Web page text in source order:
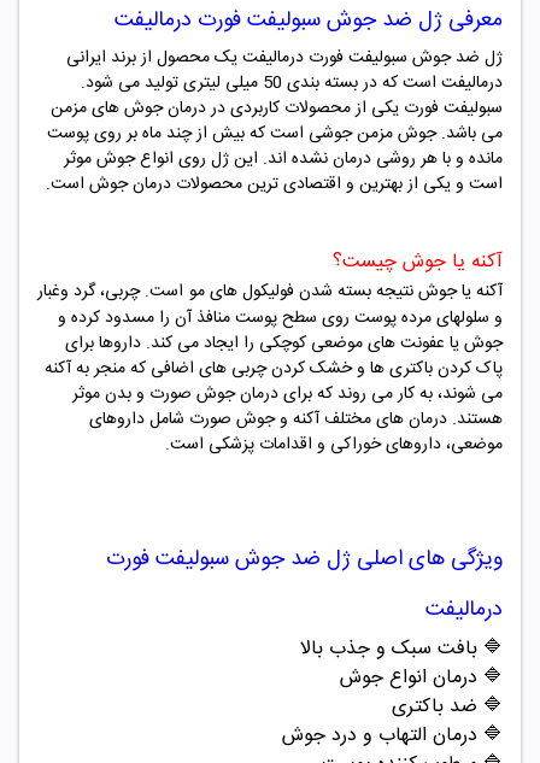
معرفی ژل ضد جوش سبولیفت فورت درمالیفت
ژل ضد جوش سبولیفت فورت درمالیفت یک محصول از برند ایرانی
درمالیفت است که در بسته بندی 50 میلی لیتری تولید می شود.
سبولیفت فورت یکی از محصولات کاربردی در درمان جوش های مزمن
می باشد. جوش مزمن جوشی است که بیش از چند ماه بر روی پوست
مانده و با هر روشی درمان نشده اند. این ژل روی انواع جوش موثر
است و یکی از بهترین و اقتصادی ترین محصولات درمان جوش است.
آکنه یا جوش چیست؟
آکنه یا جوش نتیجه بسته شدن فولیکول های مو است. چربی، گرد وغبار
و سلولهای مرده پوست روی سطح پوست منافذ آن را مسدود کرده و
جوش یا عفونت های موضعی کوچکی را ایجاد می کند. داروها برای
پاک کردن باکتری ها و خشک کردن چربی های اضافی که منجر به آکنه
می شوند، به کار می روند که برای درمان جوش صورت و بدن موثر
هستند. درمان های مختلف آکنه و جوش صورت شامل داروهای
موضعی، داروهای خوراکی و اقدامات پزشکی است.
ویژگی های اصلی ژل ضد جوش سبولیفت فورت
درمالیفت
🔷 بافت سبک و جذب بالا
🔷 درمان انواع جوش
🔷 ضد باکتری
🔷 درمان التهاب و درد جوش